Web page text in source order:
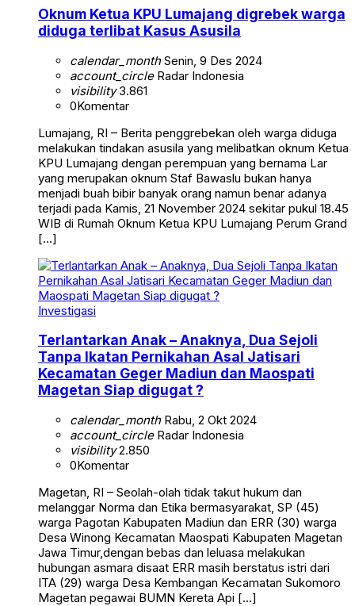
Oknum Ketua KPU Lumajang digrebek warga
diduga terlibat Kasus Asusila
calendar_monthSenin, 9 Des 2024
account_circleRadar Indonesia
visibility3.861
0Komentar
Lumajang, RI – Berita penggrebekan oleh warga diduga
melakukan tindakan asusila yang melibatkan oknum Ketua
KPU Lumajang dengan perempuan yang bernama Lar
yang merupakan oknum Staf Bawaslu bukan hanya
menjadi buah bibir banyak orang namun benar adanya
terjadi pada Kamis, 21 November 2024 sekitar pukul 18.45
WIB di Rumah Oknum Ketua KPU Lumajang Perum Grand
[…]
Investigasi
Terlantarkan Anak – Anaknya, Dua Sejoli
Tanpa Ikatan Pernikahan Asal Jatisari
Kecamatan Geger Madiun dan Maospati
Magetan Siap digugat ?
calendar_monthRabu, 2 Okt 2024
account_circleRadar Indonesia
visibility2.850
0Komentar
Magetan, RI – Seolah-olah tidak takut hukum dan
melanggar Norma dan Etika bermasyarakat, SP (45)
warga Pagotan Kabupaten Madiun dan ERR (30) warga
Desa Winong Kecamatan Maospati Kabupaten Magetan
Jawa Timur,dengan bebas dan leluasa melakukan
hubungan asmara disaat ERR masih berstatus istri dari
ITA (29) warga Desa Kembangan Kecamatan Sukomoro
Magetan pegawai BUMN Kereta Api […]